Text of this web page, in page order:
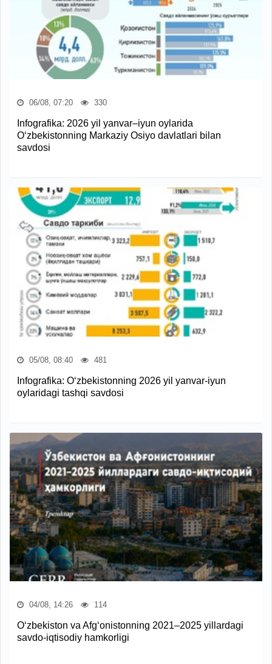
06/08, 07:20 330
Infografika: 2026 yil yanvar–iyun oylarida
O‘zbekistonning Markaziy Osiyo davlatlari bilan
savdosi
05/08, 08:40 481
Infografika: O‘zbekistonning 2026 yil yanvar-iyun
oylaridagi tashqi savdosi
04/08, 14:26 114
O‘zbekiston va Afg‘onistonning 2021–2025 yillardagi
savdo-iqtisodiy hamkorligi